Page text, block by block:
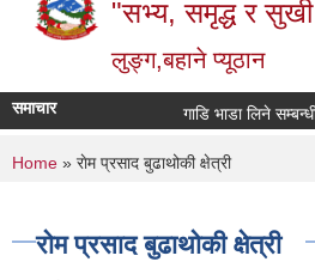
"सभ्य, समृद्ध र सुखी
लुङ्ग,बहाने प्यूठान
समाचार गाडि भाडा लिने सम्बन्धी
You are here
Home » राेम प्रसाद बुढाथोकी क्षेत्री
राेम प्रसाद बुढाथोकी क्षेत्री